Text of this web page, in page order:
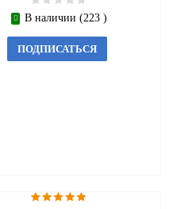
В наличии (223 )
ПОДПИСАТЬСЯ